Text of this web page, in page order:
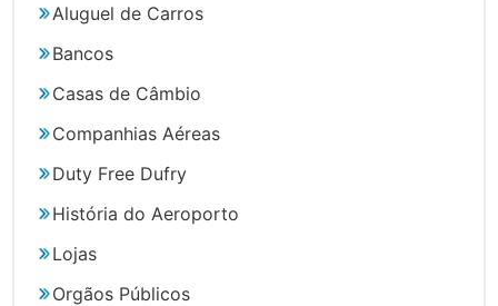
Aluguel de Carros
Bancos
Casas de Câmbio
Companhias Aéreas
Duty Free Dufry
História do Aeroporto
Lojas
Orgãos Públicos